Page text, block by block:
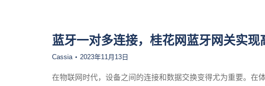
蓝牙一对多连接，桂花网蓝牙网关实现
Cassia 2023年11月13日
在物联网时代，设备之间的连接和数据交换变得尤为重要。在